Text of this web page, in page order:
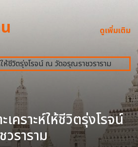
ดูเพิ่มเติม
เคราะห์ให้ชีวิตรุ่งโรจน์
ราราม